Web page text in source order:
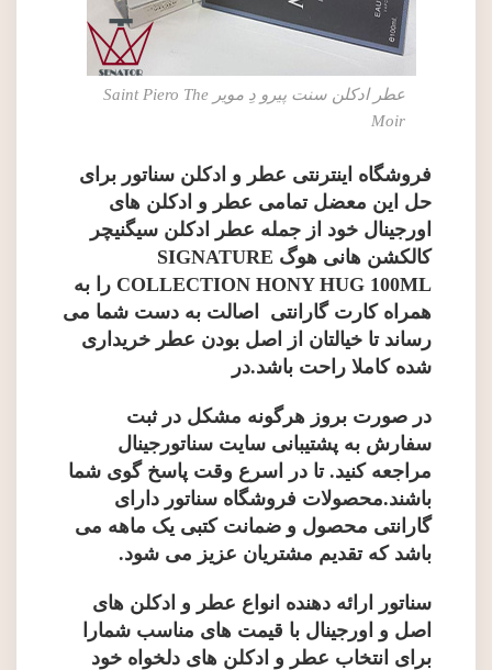
عطر ادکلن سنت پیرو دِ مویر Saint Piero The
Moir
فروشگاه اینترنتی عطر و ادکلن سناتور برای
حل این معضل تمامی عطر و ادکلن های
اورجینال خود از جمله عطر ادکلن سیگنیچر
کالکشن هانی هوگ SIGNATURE
COLLECTION HONY HUG 100ML را به
همراه کارت گارانتی اصالت به دست شما می
رساند تا خیالتان از اصل بودن عطر خریداری
شده کاملا راحت باشد.در
در صورت بروز هرگونه مشکل در ثبت
سفارش به پشتیبانی سایت سناتورجینال
مراجعه کنید. تا در اسرع وقت پاسخ گوی شما
باشند.محصولات فروشگاه سناتور دارای
گارانتی محصول و ضمانت کتبی یک ماهه می
باشد که تقدیم مشتریان عزیز می شود.
سناتور ارائه دهنده انواع عطر و ادکلن های
اصل و اورجینال با قیمت های مناسب شمارا
برای انتخاب عطر و ادکلن های دلخواه خود